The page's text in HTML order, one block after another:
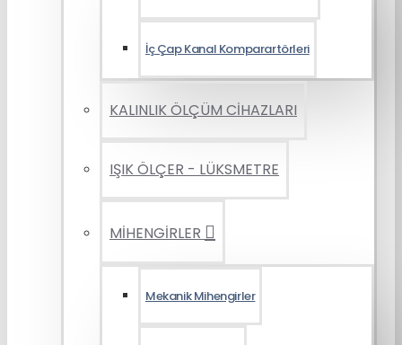
İç Çap Kanal Komparartörleri
KALINLIK ÖLÇÜM CİHAZLARI
IŞIK ÖLÇER - LÜKSMETRE
MİHENGİRLER
Mekanik Mihengirler